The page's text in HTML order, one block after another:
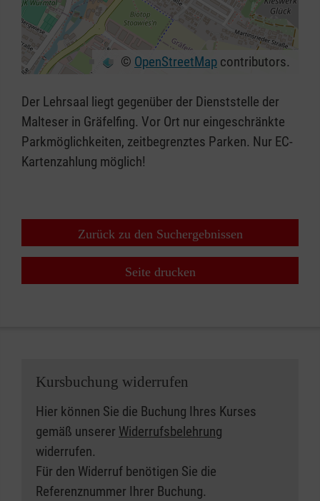
⇧
© OpenStreetMap contributors.
Der Lehrsaal liegt gegenüber der Dienststelle der
Malteser in Gräfelfing. Vor Ort nur eingeschränkte
Parkmöglichkeiten, zeitbegrenztes Parken. Nur EC-
Kartenzahlung möglich!
Zurück zu den Suchergebnissen
Seite drucken
Kursbuchung widerrufen
Hier können Sie die Buchung Ihres Kurses
gemäß unserer Widerrufsbelehrung
widerrufen.
Für den Widerruf benötigen Sie die
Referenznummer Ihrer Buchung.